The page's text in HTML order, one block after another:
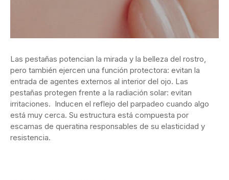
Las pestañas potencian la mirada y la belleza del rostro,
pero también ejercen una función protectora: evitan la
entrada de agentes externos al interior del ojo. Las
pestañas protegen frente a la radiación solar: evitan
irritaciones. Inducen el reflejo del parpadeo cuando algo
está muy cerca. Su estructura está compuesta por
escamas de queratina responsables de su elasticidad y
resistencia.